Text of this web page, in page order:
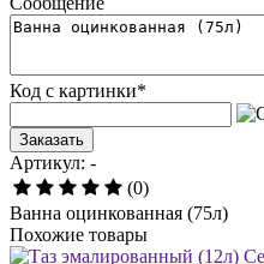
Код с картинки*
Заказать
Артикул: -
(0)
Ванна оцинкованная (75л)
Похожие товары